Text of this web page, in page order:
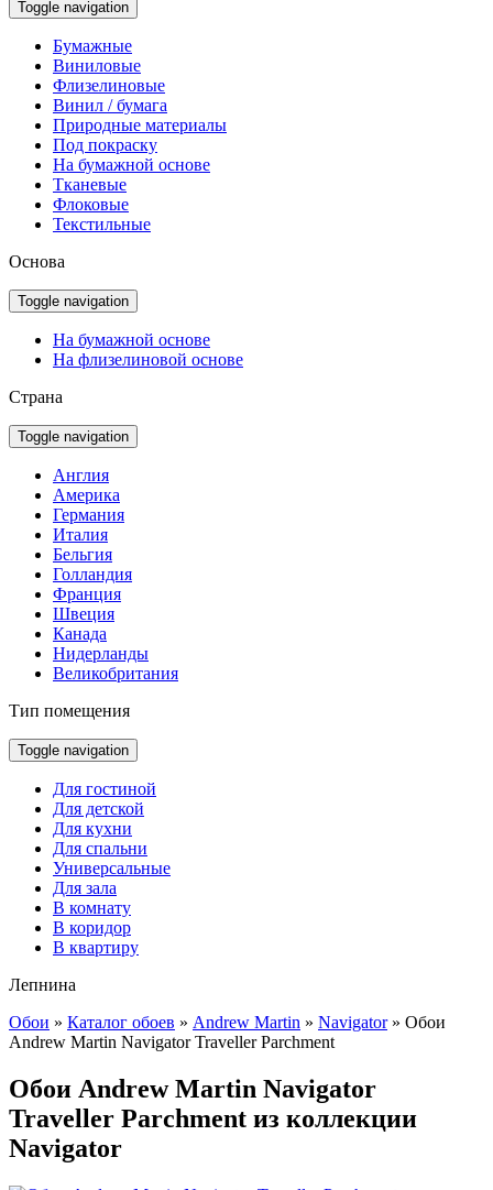
Toggle navigation
Бумажные
Виниловые
Флизелиновые
Винил / бумага
Природные материалы
Под покраску
На бумажной основе
Тканевые
Флоковые
Текстильные
Основа
Toggle navigation
На бумажной основе
На флизелиновой основе
Страна
Toggle navigation
Англия
Америка
Германия
Италия
Бельгия
Голландия
Франция
Швеция
Канада
Нидерланды
Великобритания
Тип помещения
Toggle navigation
Для гостиной
Для детской
Для кухни
Для спальни
Универсальные
Для зала
В комнату
В коридор
В квартиру
Лепнина
Обои » Каталог обоев » Andrew Martin » Navigator» Обои
Andrew Martin Navigator Traveller Parchment
Обои Andrew Martin Navigator
Traveller Parchment из коллекции
Navigator